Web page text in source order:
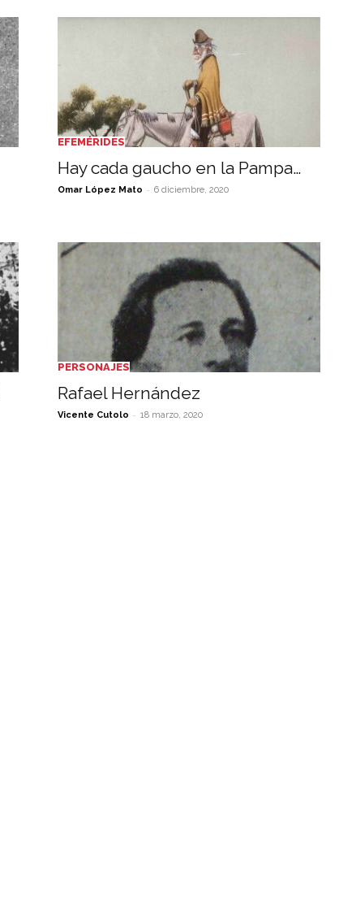
EFEMÉRIDES
Hay cada gaucho en la Pampa…
Omar López Mato - 6 diciembre, 2020
PERSONAJES
Rafael Hernández
Vicente Cutolo - 18 marzo, 2020